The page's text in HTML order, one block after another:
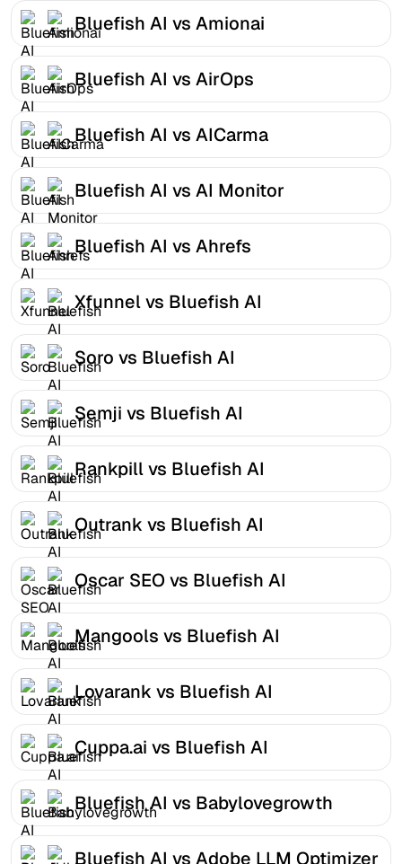
Bluefish AI vs Amionai
Bluefish AI vs AirOps
Bluefish AI vs AICarma
Bluefish AI vs AI Monitor
Bluefish AI vs Ahrefs
Xfunnel vs Bluefish AI
Soro vs Bluefish AI
Semji vs Bluefish AI
Rankpill vs Bluefish AI
Outrank vs Bluefish AI
Oscar SEO vs Bluefish AI
Mangools vs Bluefish AI
Lovarank vs Bluefish AI
Cuppa.ai vs Bluefish AI
Bluefish AI vs Babylovegrowth
Bluefish AI vs Adobe LLM Optimizer